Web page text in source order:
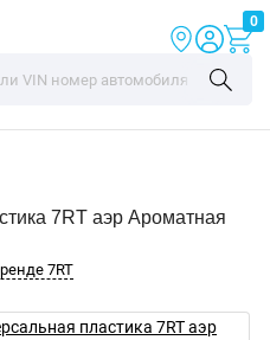
0
7RT аэр Ароматная
7RT